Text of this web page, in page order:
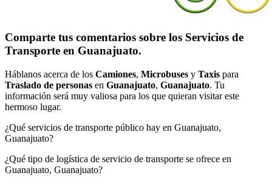
Comparte tus comentarios sobre los Servicios de
Transporte en Guanajuato.
Háblanos acerca de los Camiones, Microbuses y Taxis para
Traslado de personas en Guanajuato, Guanajuato. Tu
información será muy valiosa para los que quieran visitar este
hermoso lugar.
¿Qué servicios de transporte público hay en Guanajuato,
Guanajuato?
¿Qué tipo de logística de servicio de transporte se ofrece en
Guanajuato, Guanajuato?